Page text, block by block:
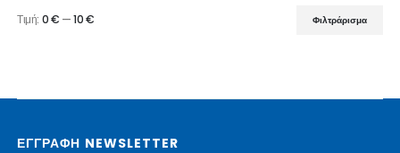
Ελάχιστη
Μέγιστη
Φιλτράρισμα
Τιμή: 0 € —10 €
ΕΓΓΡΑΦΗ NEWSLETTER